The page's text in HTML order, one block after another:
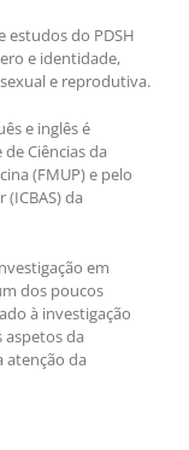
estudos do PDSH
e identidade,
e reprodutiva.
e inglês é
Ciências da
(FMUP) e pelo
da
em
dos poucos
à investigação
da
atenção da